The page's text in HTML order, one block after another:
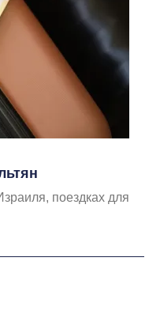
поездках для